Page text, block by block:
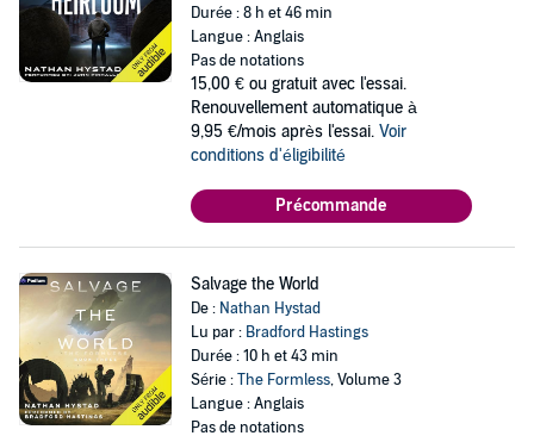
Durée : 8 h et 46 min
Langue : Anglais
Pas de notations
15,00 € ou gratuit avec l'essai.
Renouvellement automatique à
9,95 €/mois après l'essai. Voir
conditions d'éligibilité
Précommande
Salvage the World
De : Nathan Hystad
Lu par : Bradford Hastings
Durée : 10 h et 43 min
Série :The Formless, Volume 3
Langue : Anglais
Pas de notations